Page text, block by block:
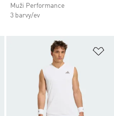
Muži Performance
3 barvy/ev
Přidat do seznamu přání